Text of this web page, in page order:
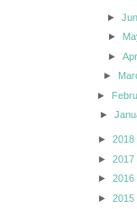
►
►
►
►
►
►
► 2018
► 2017
► 2016
► 2015